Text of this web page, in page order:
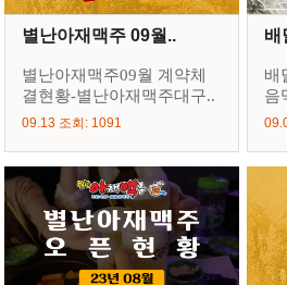
별난아재맥주 09월..
별난아재맥주09월 계약체
결현황-별난아재맥주대구..
09.13 조회: 1091
배
배
음